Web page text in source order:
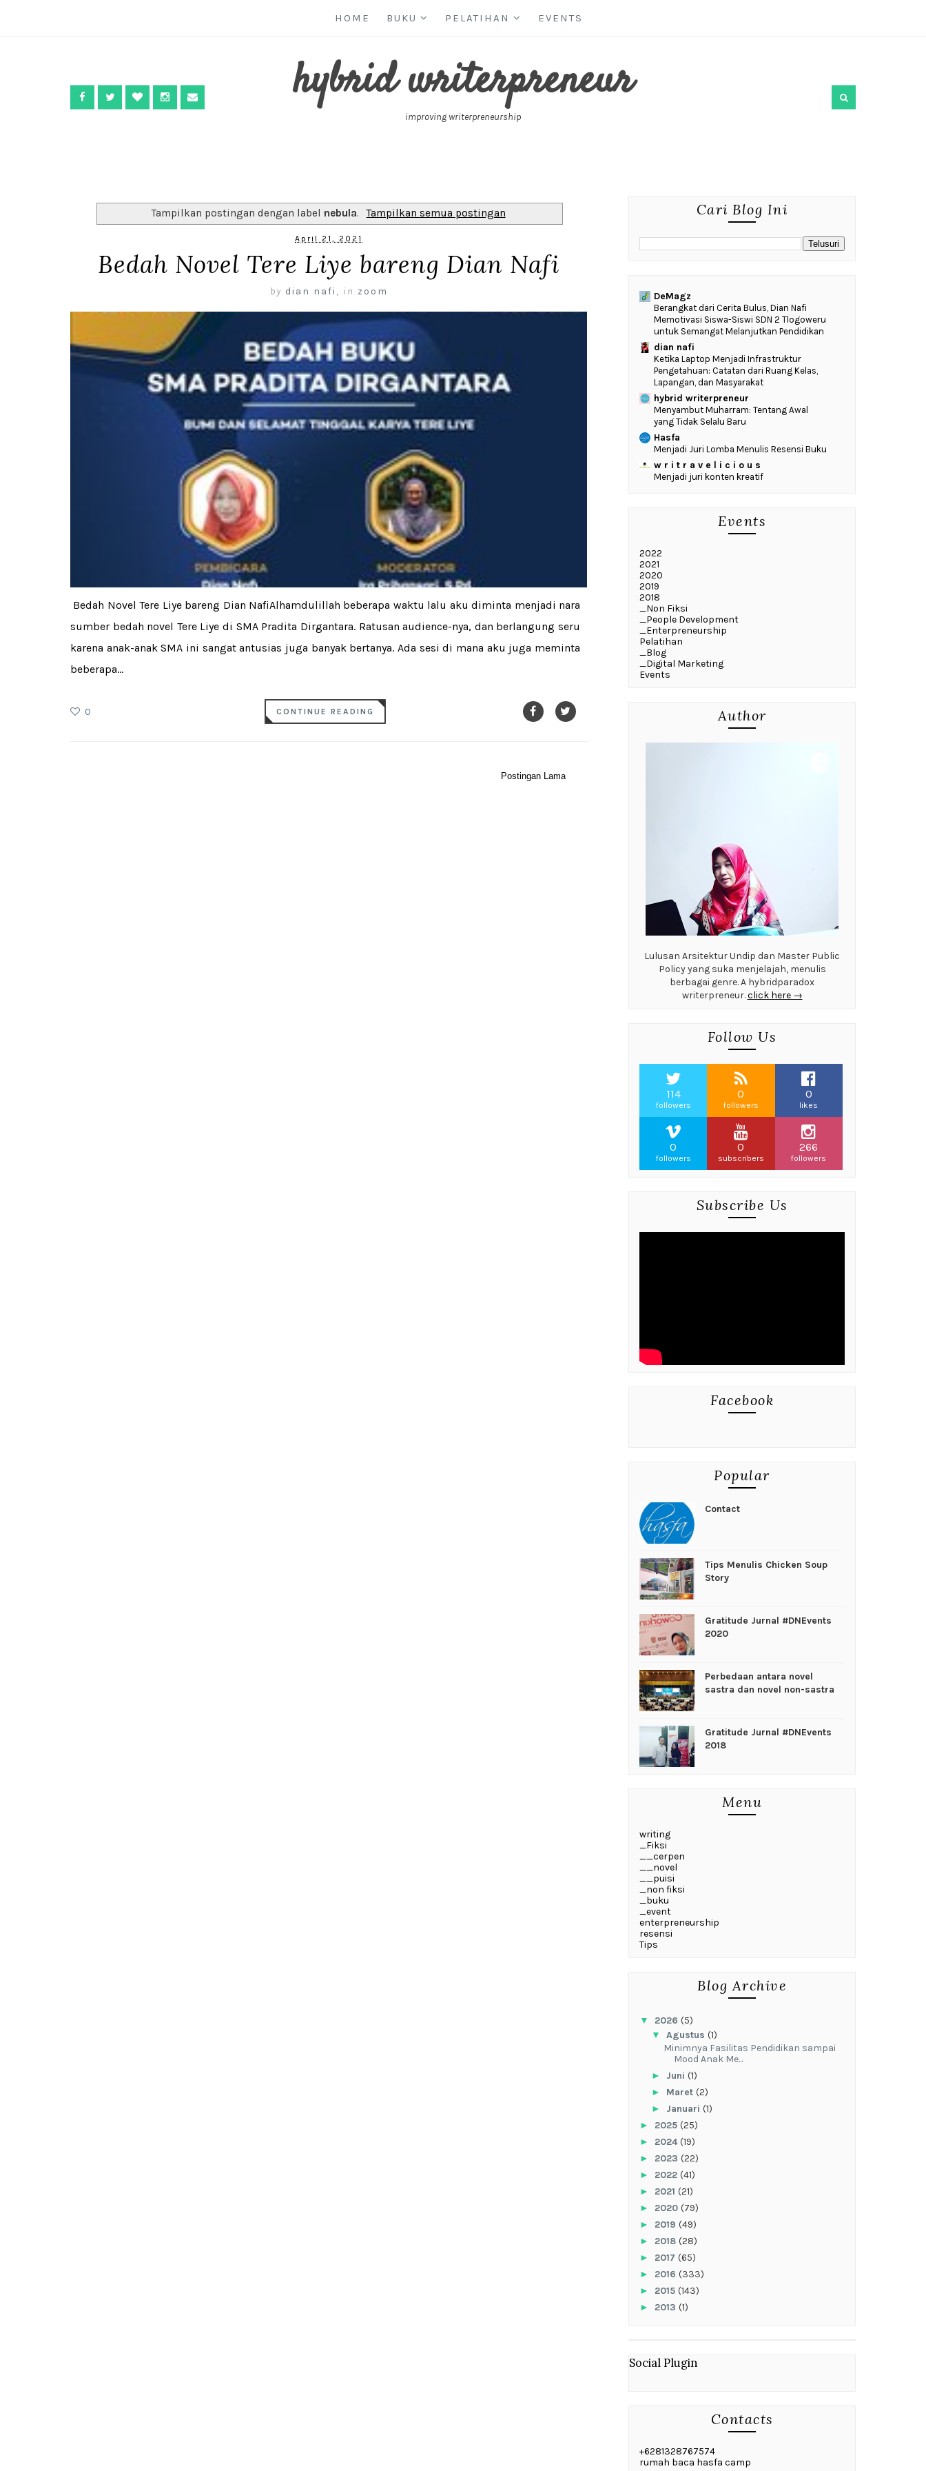
HOME BUKU PELATIHAN EVENTS
hybrid writerpreneur
improving writerpreneurship
Tampilkan postingan dengan label nebula. Tampilkan semua postingan
April 21, 2021
Bedah Novel Tere Liye bareng Dian Nafi
by dian nafi , in zoom
Bedah Novel Tere Liye bareng Dian NafiAlhamdulillah beberapa waktu lalu aku diminta menjadi nara
sumber bedah novel Tere Liye di SMA Pradita Dirgantara. Ratusan audience-nya, dan berlangung seru
karena anak-anak SMA ini sangat antusias juga banyak bertanya. Ada sesi di mana aku juga meminta
beberapa...
0 CONTINUE READING
Postingan Lama
Cari Blog Ini
DeMagz
‎Berangkat dari Cerita Bulus, Dian Nafi
Memotivasi Siswa-Siswi SDN 2 Tlogoweru
untuk Semangat Melanjutkan Pendidikan
dian nafi
Ketika Laptop Menjadi Infrastruktur
Pengetahuan: Catatan dari Ruang Kelas,
Lapangan, dan Masyarakat
hybrid writerpreneur
Menyambut Muharram: Tentang Awal
yang Tidak Selalu Baru
Hasfa
Menjadi Juri Lomba Menulis Resensi Buku
w r i t r a v e l i c i o u s
Menjadi juri konten kreatif
Events
2022
2021
2020
2019
2018
_Non Fiksi
_People Development
_Enterpreneurship
Pelatihan
_Blog
_Digital Marketing
Events
Author
Lulusan Arsitektur Undip dan Master Public
Policy yang suka menjelajah, menulis
berbagai genre. A hybridparadox
writerpreneur.click here →
Follow Us
114
followers
0
followers
0
likes
0
followers
0
subscribers
266
followers
Subscribe Us
Facebook
Popular
Contact
Tips Menulis Chicken Soup
Story
Gratitude Jurnal #DNEvents
2020
Perbedaan antara novel
sastra dan novel non-sastra
Gratitude Jurnal #DNEvents
2018
Menu
writing
_Fiksi
__cerpen
__novel
__puisi
_non fiksi
_buku
_event
enterpreneurship
resensi
Tips
Blog Archive
▼ 2026 (5)
▼ Agustus (1)
‎Minimnya Fasilitas Pendidikan sampai
Mood Anak Me...
► Juni (1)
► Maret (2)
► Januari (1)
► 2025 (25)
► 2024(19)
► 2023 (22)
► 2022 (41)
► 2021 (21)
► 2020 (79)
► 2019 (49)
► 2018 (28)
► 2017 (65)
► 2016 (333)
► 2015 (143)
► 2013 (1)
Social Plugin
Contacts
+6281328767574
rumah baca hasfa camp